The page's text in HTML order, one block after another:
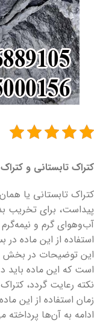
کتراک تابستانی و
کتراک تابستانی یا
پیداست، برای تخریب
آب‌وهوای گرم و نیمه‌گرم
استفاده از این ماده
این توضیحات در
است که این ماده باید
نکته رعایت گردد،
زمان استفاده از این
ادامه به آن‌ها